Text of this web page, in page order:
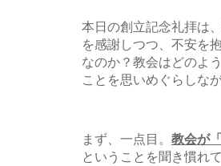
本日の創立記念礼拝は
を感謝しつつ、不安を
なのか？教会はどのよ
ことを思いめぐらしな
まず、一点目。 教会が
ということを聞き慣れ